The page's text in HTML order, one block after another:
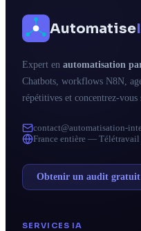
Automatise
Expert en automatisation
Chatbots, workflows N8N,
répétitives et concentrez-
contact@automatisation-
France entière —
Obtenir un audit gratuit
SERVICES IA